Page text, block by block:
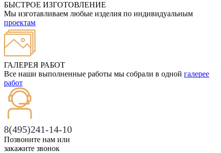
БЫСТРОЕ ИЗГОТОВЛЕНИЕ
Мы изготавливаем любые изделия по индивидуальным
проектам
ГАЛЕРЕЯ РАБОТ
Все наши выполненные работы мы собрали в одной галерее
работ
8(495)241-14-10
Позвоните нам или
закажите звонок